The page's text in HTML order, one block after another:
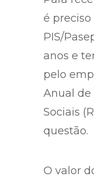
é
PIS/
anos e
pelo
Anual de
Sociais
questão.
O valor